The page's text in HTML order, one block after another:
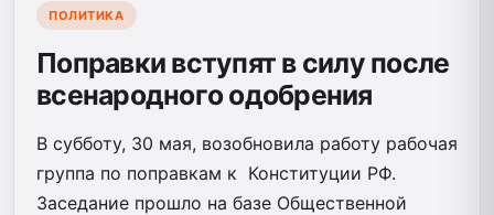
ПОЛИТИКА
Поправки вступят в силу после
всенародного одобрения
В субботу, 30 мая, возобновила работу рабочая
группа по поправкам к Конституции РФ.
Заседание прошло на базе Общественной